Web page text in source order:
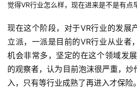
觉得VR行业怎么样，现在进来是不是有点
现在这个阶段，对于VR行业的发展
立派，一派是目前的VR行业从业者
机会非常多，坚定的在这个领域发
的观察者，认为目前泡沫很严重，
入，只有等行业成熟了再进入才保险。